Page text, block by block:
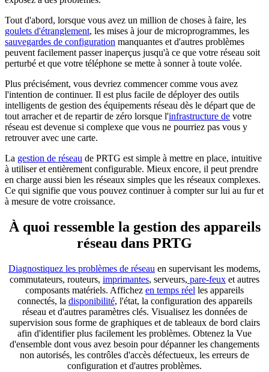
Tout d'abord, lorsque vous avez un million de choses à faire, les
goulets d'étranglement, les mises à jour de microprogrammes, les
sauvegardes de configuration manquantes et d'autres problèmes
peuvent facilement passer inaperçus jusqu'à ce que votre réseau soit
perturbé et que votre téléphone se mette à sonner à toute volée.
Plus précisément, vous devriez commencer comme vous avez
l'intention de continuer. Il est plus facile de déployer des outils
intelligents de gestion des équipements réseau dès le départ que de
tout arracher et de repartir de zéro lorsque l'infrastructure de votre
réseau est devenue si complexe que vous ne pourriez pas vous y
retrouver avec une carte.
La gestion de réseau de PRTG est simple à mettre en place, intuitive
à utiliser et entièrement configurable. Mieux encore, il peut prendre
en charge aussi bien les réseaux simples que les réseaux complexes.
Ce qui signifie que vous pouvez continuer à compter sur lui au fur et
à mesure de votre croissance.
À quoi ressemble la gestion des appareils
réseau dans PRTG
Diagnostiquez les problèmes de réseau en supervisant les modems,
commutateurs, routeurs, imprimantes, serveurs, pare-feux et autres
composants matériels. Affichez en temps réel les appareils
connectés, la disponibilité, l'état, la configuration des appareils
réseau et d'autres paramètres clés. Visualisez les données de
supervision sous forme de graphiques et de tableaux de bord clairs
afin d'identifier plus facilement les problèmes. Obtenez la Vue
d'ensemble dont vous avez besoin pour dépanner les changements
non autorisés, les contrôles d'accès défectueux, les erreurs de
configuration et d'autres problèmes.